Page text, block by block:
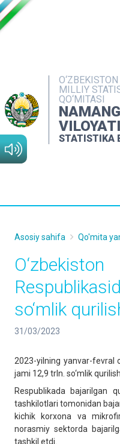
MILLIY
QO‘MITASI
VILOYATI
STATISTIKA
Asosiy sahifa Qo'mita
O‘zbekiston
so‘mlik
31/03/2023
2023-yilning yanvar-fevral
jami 12,9 trln. so‘mlik
Respublikada bajarilgan
tashkilotlari tomonidan
kichik korxona va
norasmiy sektorda
tashkil etdi.